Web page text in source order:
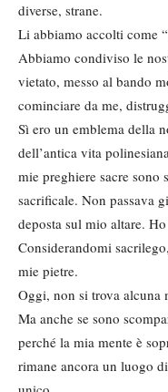
diverse, strane.
Li abbiamo accolti come
Abbiamo condiviso le
vietato, messo al bando
cominciare da me,
Sì ero un emblema della
dell’antica vita
mie preghiere sacre sono
sacrificale. Non passava
deposta sul mio altare.
Considerandomi
mie pietre.
Oggi, non si trova alcuna
Ma anche se sono
perché la mia mente è
rimane ancora un luogo